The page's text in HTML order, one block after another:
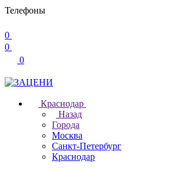
Телефоны
0
0
0
Краснодар
Назад
Города
Москва
Санкт-Петербург
Краснодар